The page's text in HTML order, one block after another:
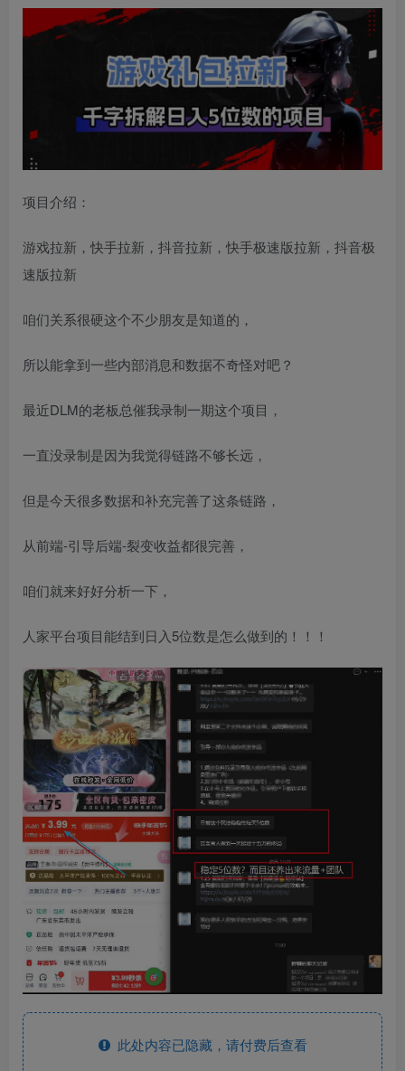
项目介绍：
游戏拉新，快手拉新，抖音拉新，快手极速版拉新，抖音极
速版拉新
咱们关系很硬这个不少朋友是知道的，
所以能拿到一些内部消息和数据不奇怪对吧？
最近DLM的老板总催我录制一期这个项目，
一直没录制是因为我觉得链路不够长远，
但是今天很多数据和补充完善了这条链路，
从前端-引导后端-裂变收益都很完善，
咱们就来好好分析一下，
人家平台项目能结到日入5位数是怎么做到的！！！
此处内容已隐藏，请付费后查看